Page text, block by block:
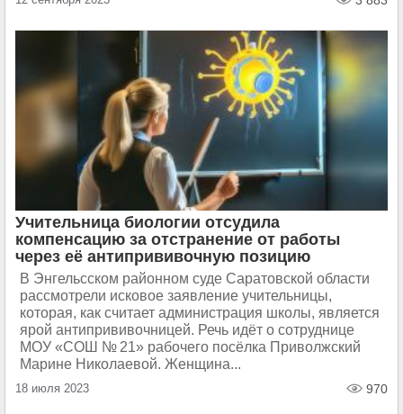
Учительница биологии отсудила
компенсацию за отстранение от работы
через её антипрививочную позицию
В Энгельсском районном суде Саратовской области
рассмотрели исковое заявление учительницы,
которая, как считает администрация школы, является
ярой антипрививочницей. Речь идёт о сотруднице
МОУ «СОШ № 21» рабочего посёлка Приволжский
Марине Николаевой. Женщина...
18 июля 2023 970